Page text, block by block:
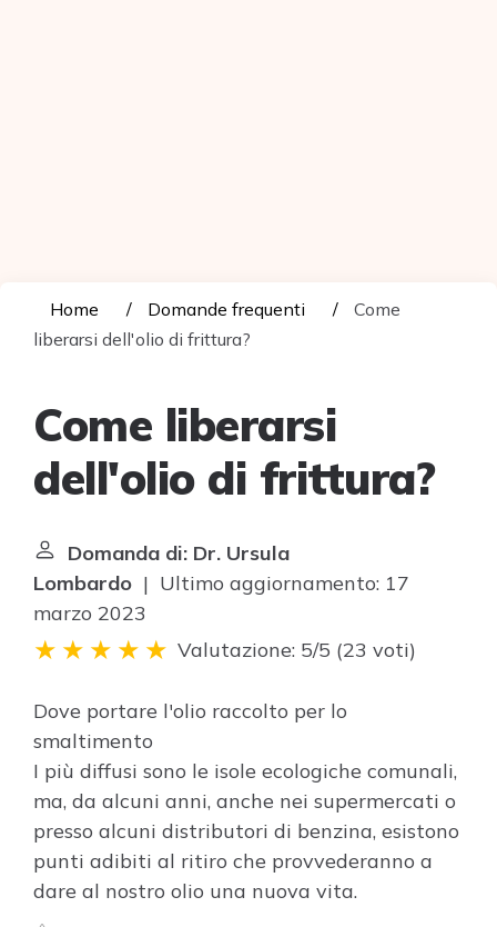
Home Domande frequenti
Come
liberarsi dell'olio di frittura?
Come liberarsi
dell'olio di frittura?
Domanda di: Dr. Ursula
Lombardo | Ultimo aggiornamento: 17
marzo 2023
Valutazione: 5/5 (23 voti)
Dove portare l'olio raccolto per lo
smaltimento
I più diffusi sono le isole ecologiche comunali,
ma, da alcuni anni, anche nei supermercati o
presso alcuni distributori di benzina, esistono
punti adibiti al ritiro che provvederanno a
dare al nostro olio una nuova vita.